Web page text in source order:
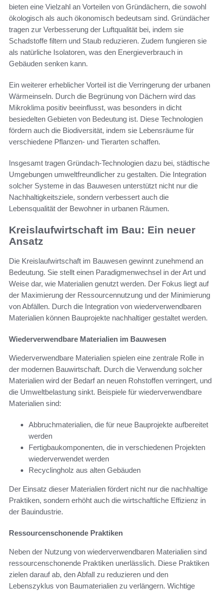
bieten eine Vielzahl an Vorteilen von Gründächern, die sowohl
ökologisch als auch ökonomisch bedeutsam sind. Gründächer
tragen zur Verbesserung der Luftqualität bei, indem sie
Schadstoffe filtern und Staub reduzieren. Zudem fungieren sie
als natürliche Isolatoren, was den Energieverbrauch in
Gebäuden senken kann.
Ein weiterer erheblicher Vorteil ist die Verringerung der urbanen
Wärmeinseln. Durch die Begrünung von Dächern wird das
Mikroklima positiv beeinflusst, was besonders in dicht
besiedelten Gebieten von Bedeutung ist. Diese Technologien
fördern auch die Biodiversität, indem sie Lebensräume für
verschiedene Pflanzen- und Tierarten schaffen.
Insgesamt tragen Gründach-Technologien dazu bei, städtische
Umgebungen umweltfreundlicher zu gestalten. Die Integration
solcher Systeme in das Bauwesen unterstützt nicht nur die
Nachhaltigkeitsziele, sondern verbessert auch die
Lebensqualität der Bewohner in urbanen Räumen.
Kreislaufwirtschaft im Bau: Ein neuer
Ansatz
Die Kreislaufwirtschaft im Bauwesen gewinnt zunehmend an
Bedeutung. Sie stellt einen Paradigmenwechsel in der Art und
Weise dar, wie Materialien genutzt werden. Der Fokus liegt auf
der Maximierung der Ressourcennutzung und der Minimierung
von Abfällen. Durch die Integration von wiederverwendbaren
Materialien können Bauprojekte nachhaltiger gestaltet werden.
Wiederverwendbare Materialien im Bauwesen
Wiederverwendbare Materialien spielen eine zentrale Rolle in
der modernen Bauwirtschaft. Durch die Verwendung solcher
Materialien wird der Bedarf an neuen Rohstoffen verringert, und
die Umweltbelastung sinkt. Beispiele für wiederverwendbare
Materialien sind:
Abbruchmaterialien, die für neue Bauprojekte aufbereitet
werden
Fertigbaukomponenten, die in verschiedenen Projekten
wiederverwendet werden
Recyclingholz aus alten Gebäuden
Der Einsatz dieser Materialien fördert nicht nur die nachhaltige
Praktiken, sondern erhöht auch die wirtschaftliche Effizienz in
der Bauindustrie.
Ressourcenschonende Praktiken
Neben der Nutzung von wiederverwendbaren Materialien sind
ressourcenschonende Praktiken unerlässlich. Diese Praktiken
zielen darauf ab, den Abfall zu reduzieren und den
Lebenszyklus von Baumaterialien zu verlängern. Wichtige